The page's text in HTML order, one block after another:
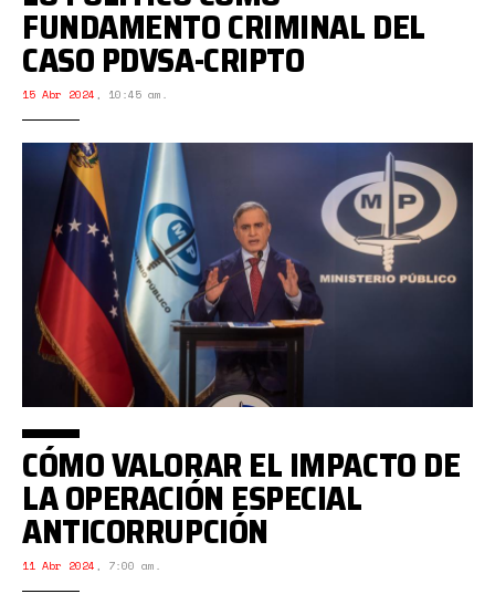
FUNDAMENTO CRIMINAL DEL
CASO PDVSA-CRIPTO
15 Abr 2024 , 10:45 am.
CÓMO VALORAR EL IMPACTO DE
LA OPERACIÓN ESPECIAL
ANTICORRUPCIÓN
11 Abr 2024 , 7:00 am.